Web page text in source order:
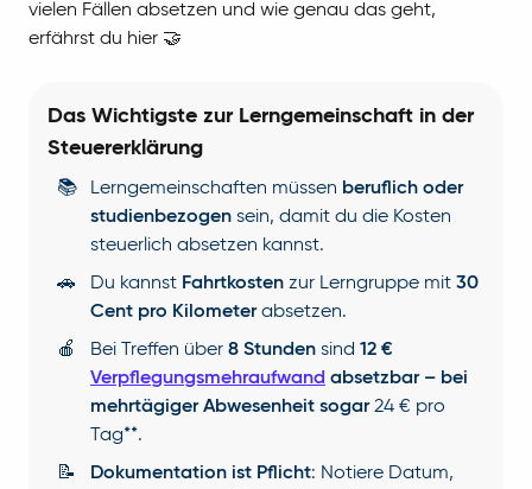
vielen Fällen absetzen und wie genau das geht,
erfährst du hier 🤝
Das Wichtigste zur Lerngemeinschaft in der
Steuererklärung
📚 Lerngemeinschaften müssen beruflich oder
studienbezogen sein, damit du die Kosten
steuerlich absetzen kannst.
🚗
Du kannst Fahrtkosten zur Lerngruppe mit 30
Cent pro Kilometerabsetzen.
🍎
Bei Treffen über 8 Stunden sind 12 €
Verpflegungsmehraufwand absetzbar – bei
mehrtägiger Abwesenheit sogar24 € pro
Tag**.
📝
Dokumentation ist Pflicht: Notiere Datum,